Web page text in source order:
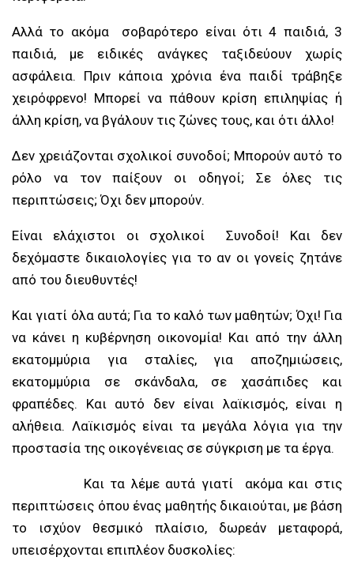
Αλλά το ακόμα σοβαρότερο είναι ότι 4 παιδιά, 3
παιδιά, με ειδικές ανάγκες ταξιδεύουν χωρίς
ασφάλεια. Πριν κάποια χρόνια ένα παιδί τράβηξε
χειρόφρενο! Μπορεί να πάθουν κρίση επιληψίας ή
άλλη κρίση, να βγάλουν τις ζώνες τους, και ότι άλλο!
Δεν χρειάζονται σχολικοί συνοδοί; Μπορούν αυτό το
ρόλο να τον παίξουν οι οδηγοί; Σε όλες τις
περιπτώσεις; Όχι δεν μπορούν.
Είναι ελάχιστοι οι σχολικοί Συνοδοί! Και δεν
δεχόμαστε δικαιολογίες για το αν οι γονείς ζητάνε
από του διευθυντές!
Και γιατί όλα αυτά; Για το καλό των μαθητών; Όχι! Για
να κάνει η κυβέρνηση οικονομία! Και από την άλλη
εκατομμύρια για σταλίες, για αποζημιώσεις,
εκατομμύρια σε σκάνδαλα, σε χασάπιδες και
φραπέδες. Και αυτό δεν είναι λαϊκισμός, είναι η
αλήθεια. Λαϊκισμός είναι τα μεγάλα λόγια για την
προστασία της οικογένειας σε σύγκριση με τα έργα.
Και τα λέμε αυτά γιατί ακόμα και στις
περιπτώσεις όπου ένας μαθητής δικαιούται, με βάση
το ισχύον θεσμικό πλαίσιο, δωρεάν μεταφορά,
υπεισέρχονται επιπλέον δυσκολίες: